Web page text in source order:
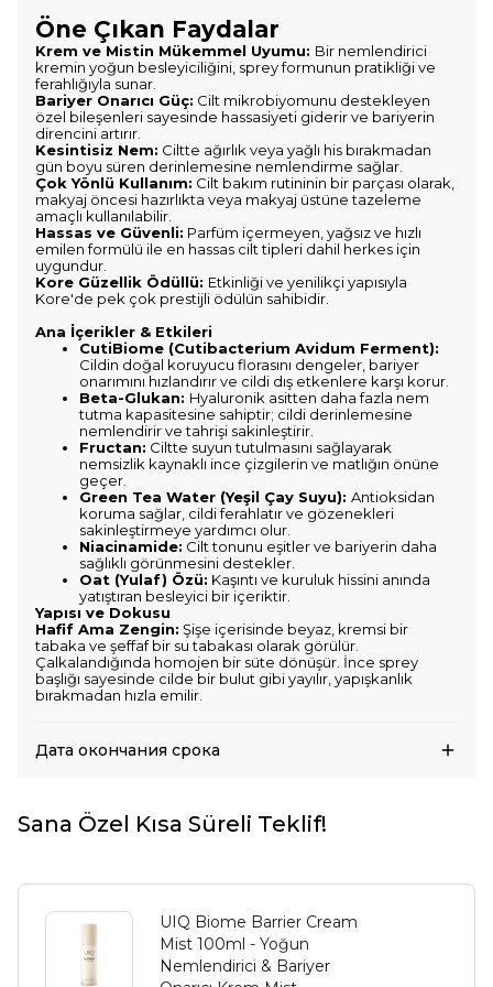
Öne Çıkan Faydalar
Krem ve Mistin Mükemmel Uyumu: Bir nemlendirici
kremin yoğun besleyiciliğini, sprey formunun pratikliği ve
ferahlığıyla sunar.
Bariyer Onarıcı Güç: Cilt mikrobiyomunu destekleyen
özel bileşenleri sayesinde hassasiyeti giderir ve bariyerin
direncini artırır.
Kesintisiz Nem: Ciltte ağırlık veya yağlı his bırakmadan
gün boyu süren derinlemesine nemlendirme sağlar.
Çok Yönlü Kullanım: Cilt bakım rutininin bir parçası olarak,
makyaj öncesi hazırlıkta veya makyaj üstüne tazeleme
amaçlı kullanılabilir.
Hassas ve Güvenli: Parfüm içermeyen, yağsız ve hızlı
emilen formülü ile en hassas cilt tipleri dahil herkes için
uygundur.
Kore Güzellik Ödüllü: Etkinliği ve yenilikçi yapısıyla
Kore'de pek çok prestijli ödülün sahibidir.
Ana İçerikler & Etkileri
CutiBiome (Cutibacterium Avidum Ferment):
Cildin doğal koruyucu florasını dengeler, bariyer
onarımını hızlandırır ve cildi dış etkenlere karşı korur.
Beta-Glukan: Hyaluronik asitten daha fazla nem
tutma kapasitesine sahiptir; cildi derinlemesine
nemlendirir ve tahrişi sakinleştirir.
Fructan: Ciltte suyun tutulmasını sağlayarak
nemsizlik kaynaklı ince çizgilerin ve matlığın önüne
geçer.
Green Tea Water (Yeşil Çay Suyu): Antioksidan
koruma sağlar, cildi ferahlatır ve gözenekleri
sakinleştirmeye yardımcı olur.
Niacinamide: Cilt tonunu eşitler ve bariyerin daha
sağlıklı görünmesini destekler.
Oat (Yulaf) Özü: Kaşıntı ve kuruluk hissini anında
yatıştıran besleyici bir içeriktir.
Yapısı ve Dokusu
Hafif Ama Zengin: Şişe içerisinde beyaz, kremsi bir
tabaka ve şeffaf bir su tabakası olarak görülür.
Çalkalandığında homojen bir süte dönüşür. İnce sprey
başlığı sayesinde cilde bir bulut gibi yayılır, yapışkanlık
bırakmadan hızla emilir.
Дата окончания срока
Sana Özel Kısa Süreli Teklif!
UIQ Biome Barrier Cream
Mist 100ml - Yoğun
Nemlendirici & Bariyer